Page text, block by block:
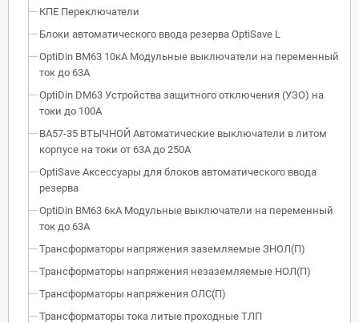
КПЕ Переключатели
Блоки автоматического ввода резерва OptiSave L
OptiDin BM63 10кА Модульные выключатели на переменный
ток до 63А
OptiDin DM63 Устройства защитного отключения (УЗО) на
токи до 100А
ВА57-35 ВТЫЧНОЙ Автоматические выключатели в литом
корпусе на токи от 63А до 250А
OptiSave Аксессуары для блоков автоматического ввода
резерва
OptiDin BM63 6кА Модульные выключатели на переменный
ток до 63А
Трансформаторы напряжения заземляемые ЗНОЛ(П)
Трансформаторы напряжения незаземляемые НОЛ(П)
Трансформаторы напряжения ОЛС(П)
Трансформаторы тока литые проходные ТЛП